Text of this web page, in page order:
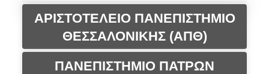
ΑΡΙΣΤΟΤΕΛΕΙΟ ΠΑΝΕΠΙΣΤΗΜΙΟ
ΘΕΣΣΑΛΟΝΙΚΗΣ (ΑΠΘ)
ΠΑΝΕΠΙΣΤΗΜΙΟ ΠΑΤΡΩΝ